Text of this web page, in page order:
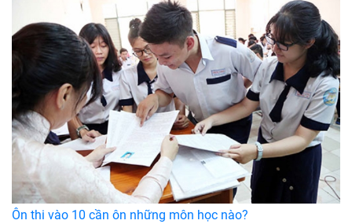
Ôn thi vào 10 cần ôn những môn học nào?